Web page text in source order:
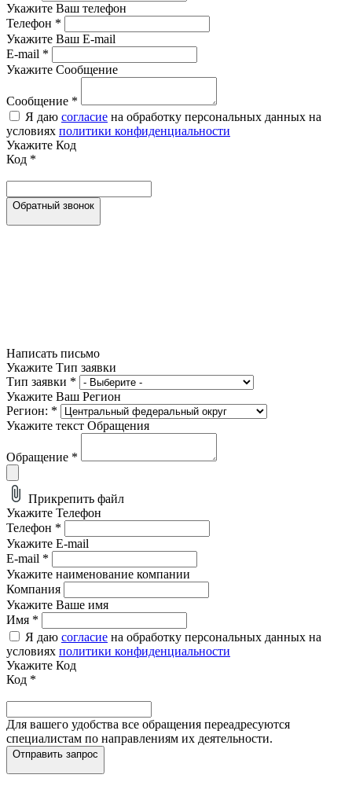
Укажите Ваш телефон
Телефон *
Укажите Ваш E-mail
E-mail *
Укажите Сообщение
Сообщение *
Я даю согласие на обработку персональных данных на
условиях политики конфиденциальности
Укажите Код
Код *
Обратный звонок
Написать письмо
Укажите Тип заявки
Тип заявки *
Укажите Ваш Регион
Регион: *
Укажите текст Обращения
Обращение *
Прикрепить файл
Укажите Телефон
Телефон *
Укажите E-mail
E-mail *
Укажите наименование компании
Компания
Укажите Ваше имя
Имя *
Я даю согласие на обработку персональных данных на
условиях политики конфиденциальности
Укажите Код
Код *
Для вашего удобства все обращения переадресуются
специалистам по направлениям их деятельности.
Отправить запрос